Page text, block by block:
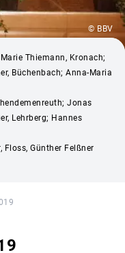
© BBV
Thiemann, Kronach;
Büchenbach; Anna-Maria
Jonas
Lehrberg; Hannes
Floss, Günther Felßner